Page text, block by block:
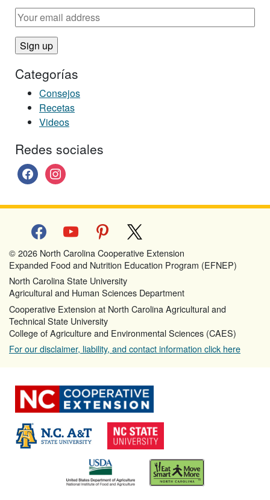
Categorías
Consejos
Recetas
Videos
Redes sociales
facebookinstagram
facebookyoutube pinterest
© 2026 North Carolina Cooperative Extension
Expanded Food and Nutrition Education Program (EFNEP)
North Carolina State University
Agricultural and Human Sciences Department
Cooperative Extension at North Carolina Agricultural and
Technical State University
College of Agriculture and Environmental Sciences (CAES)
For our disclaimer, liability, and contact information click here